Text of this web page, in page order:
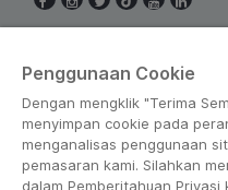
Penggunaan Cookie
Dengan mengklik "Terima
menyimpan cookie pada
menganalisas penggunaan
pemasaran kami. Silahkan
dalam Pemberitahuan